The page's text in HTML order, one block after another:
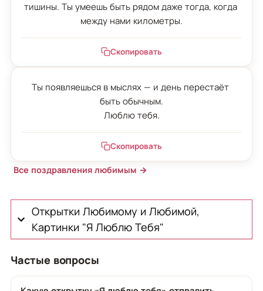
тишины. Ты умеешь быть рядом даже тогда, когда
между нами километры.
Скопировать
Ты появляешься в мыслях — и день перестаёт
быть обычным.
Люблю тебя.
Скопировать
Все поздравления любимым →
Открытки Любимому и Любимой,
Картинки "Я Люблю Тебя"
Частые вопросы